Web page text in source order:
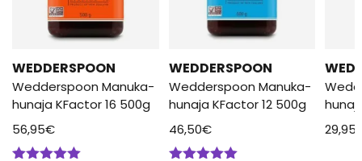
WEDDERSPOON
Wedderspoon Manuka-
hunaja KFactor 16 500g
56,95€
WEDDERSPOON
Wedderspoon Manuka-
hunaja KFactor 12 500g
46,50€
29,95